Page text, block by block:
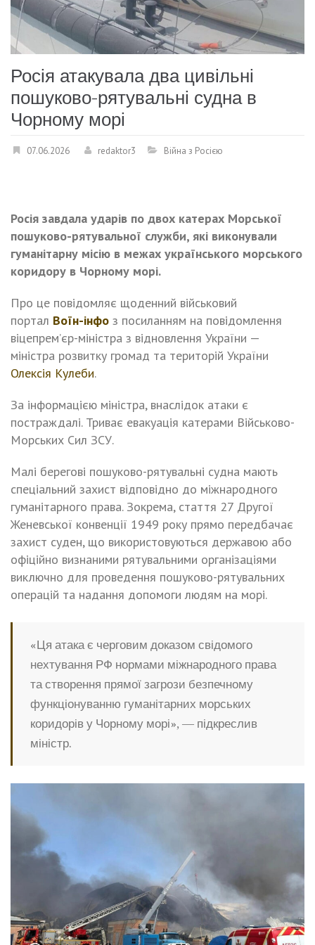
Росія атакувала два цивільні
пошуково-рятувальні судна в
Чорному морі
07.06.2026 redaktor3 Війна з Росією
Росія завдала ударів по двох катерах Морської
пошуково-рятувальної служби, які виконували
гуманітарну місію в межах українського морського
коридору в Чорному морі.
Про це повідомляє щоденний військовий
портал Воїн-інфо з посиланням на повідомлення
віцепрем’єр-міністра з відновлення України —
міністра розвитку громад та територій України
Олексія Кулеби.
За інформацією міністра, внаслідок атаки є
постраждалі. Триває евакуація катерами Військово-
Морських Сил ЗСУ.
Малі берегові пошуково-рятувальні судна мають
спеціальний захист відповідно до міжнародного
гуманітарного права. Зокрема, стаття 27 Другої
Женевської конвенції 1949 року прямо передбачає
захист суден, що використовуються державою або
офіційно визнаними рятувальними організаціями
виключно для проведення пошуково-рятувальних
операцій та надання допомоги людям на морі.
«Ця атака є черговим доказом свідомого
нехтування РФ нормами міжнародного права
та створення прямої загрози безпечному
функціонуванню гуманітарних морських
коридорів у Чорному морі», — підкреслив
міністр.